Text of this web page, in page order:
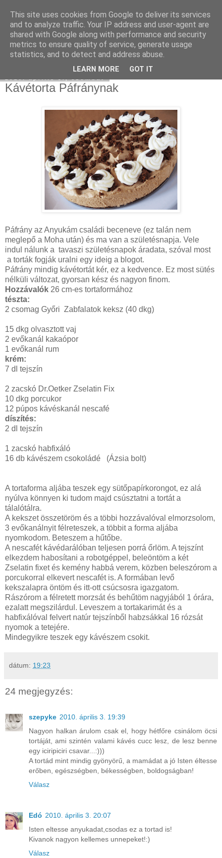
Moha Konyha
Kávétorta Páfránynak
Páfrány az Anyukám családi beceneve (ez talán nem
meglepő a Moha után) és ma van a születésnapja. Vele
indul nálunk a tavaszi születésnapok áradata, szóval most
a torták fogják uralni egy ideig a blogot.
Páfrány mindig kávétortát kér, ez a kedvence. Ez most sütés
nélküli változat, gyorsan kész és nagyon finom.
Hozzávalók 26 cm-es tortaformához
tészta:
2 csomag Győri Zabfalatok keksz (40 dkg)
15 dkg olvasztott vaj
2 evőkanál kakaópor
1 evőkanál rum
krém:
7 dl tejszín
2 zacskó Dr.Oetker Zselatin Fix
10 dkg porcukor
12 púpos kávéskanál nescafé
díszítés:
2 dl tejszín
1 zacskó habfixáló
16 db kávészem csokoládé (Ázsia bolt)
A tortaforma aljába teszek egy sütőpapírkorongot, ez alá
nyúlva könnyen ki tudom majd csúsztatni a tortát a
tálalótálra.
A kekszet összetöröm és a többi hozzávalóval elmorzsolom,
3 evőkanálnyit félreteszek, a többit a forma aljába
nyomkodom. Beteszem a hűtőbe.
A nescafét kávédarálóban teljesen porrá őrlöm. A tejszínt
elkezdem habosítani a robotgéppel, beleöntöm a két
Zselatin fixet és kemény habbá verem, közben beleszórom a
porcukorral elkevert nescafét is. A formában levő
kekszalapra öntöm és itt-ott csúcsosra igazgatom.
Rászórom a félretett morzsát és behűtöm nagyjából 1 órára,
ezalatt megszilárdul. Leveszem a tortakarimát és a
habfixálóval felvert natúr tejszínből habzsákkal 16 rózsát
nyomok a tetejére.
Mindegyikre teszek egy kávészem csokit.
dátum: 19:23
24 megjegyzés:
szepyke 2010. április 3. 19:39
Nagyon halkan árulom csak el, hogy hétfőre csinálom öcsi
tortáját, ami szintén valami kávés cucc lesz, de lesz benne
egy iciripiciri csavar...:)))
A tortád mint mindig gyönyörű, a mamádat a jó Isten éltesse
erőben, egészségben, békességben, boldogságban!
Válasz
Edó 2010. április 3. 20:07
Isten eltesse anyukadat,csodas ez a tortad is!
Kivanok nagyon kellemes unnepeket!:)
Válasz
This site uses cookies from Google to deliver its services
and to analyze traffic. Your IP address and user-agent are
shared with Google along with performance and security
metrics to ensure quality of service, generate usage
statistics, and to detect and address abuse.
LEARN MORE GOT IT